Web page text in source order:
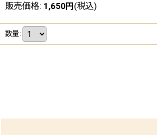
販売価格: 1,650円 (税込)
数量: